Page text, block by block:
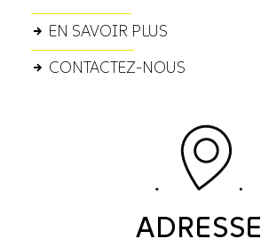
EN SAVOIR PLUS
CONTACTEZ-NOUS
ADRESSE